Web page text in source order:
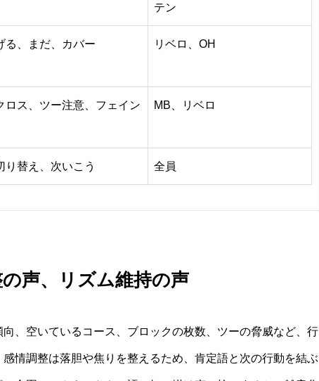
テン
る、まだ、カバー リベロ、OH
ロス、ツー注意、フェイン MB、リベロ
り替え、次いこう 全員
声、リズム維持の声
、空いているコース、ブロックの枚数、ツーの脅威など、行
情調整は落胆や焦りを整えるため、肯定語と次の行動を結ぶ